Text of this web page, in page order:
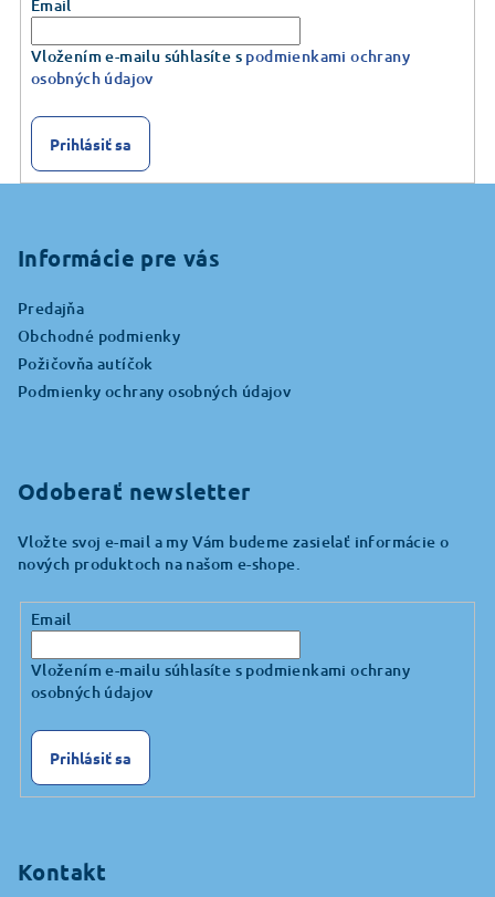
Email
Vložením e-mailu súhlasíte s podmienkami ochrany
osobných údajov
Prihlásiť sa
Informácie pre vás
Predajňa
Obchodné podmienky
Požičovňa autíčok
Podmienky ochrany osobných údajov
Odoberať newsletter
Vložte svoj e-mail a my Vám budeme zasielať informácie o
nových produktoch na našom e-shope.
Email
Vložením e-mailu súhlasíte s podmienkami ochrany
osobných údajov
Prihlásiť sa
Kontakt